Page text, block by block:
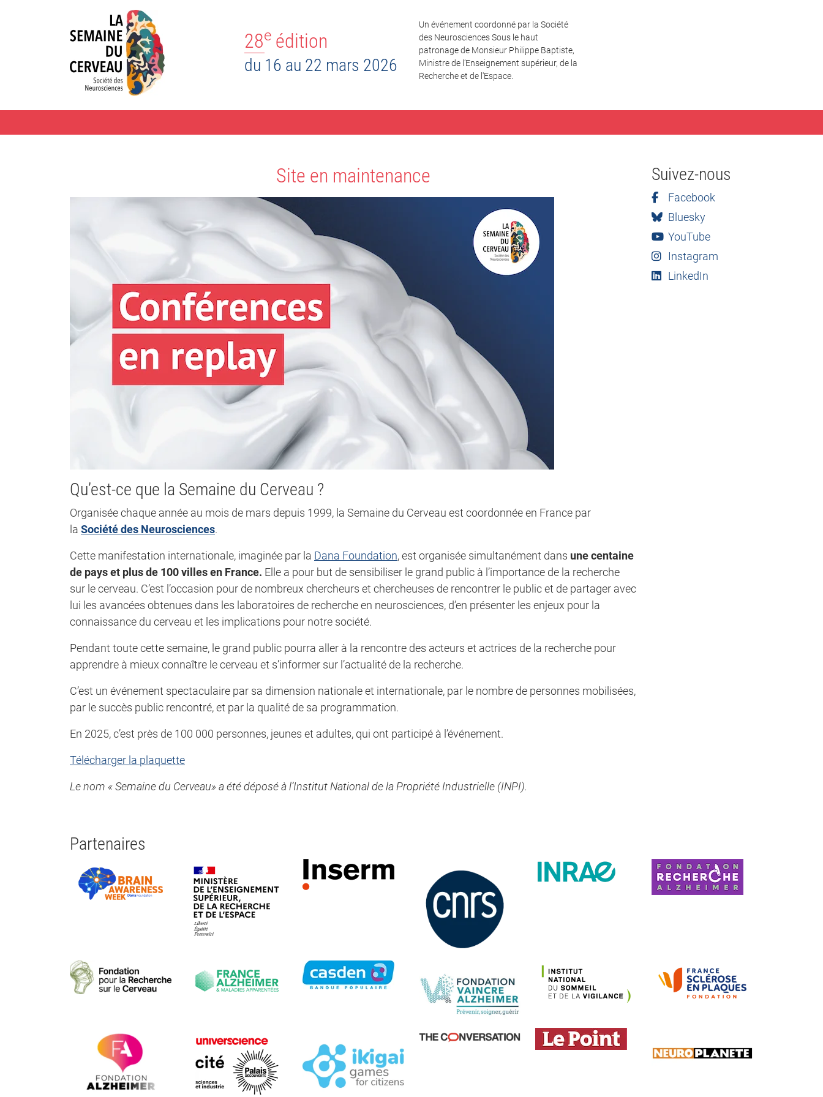
28e édition
du 16 au 22 mars 2026
Un événement coordonné par la Société
des Neurosciences Sous le haut
patronage de Monsieur Philippe Baptiste,
Ministre de l’Enseignement supérieur, de la
Recherche et de l'Espace.
Site en maintenance
Qu’est-ce que la Semaine du Cerveau ?
Organisée chaque année au mois de mars depuis 1999, la Semaine du Cerveau est coordonnée en France par
la Société des Neurosciences.
Cette manifestation internationale, imaginée par la Dana Foundation, est organisée simultanément dans une centaine
de pays et plus de 100 villes en France. Elle a pour but de sensibiliser le grand public à l’importance de la recherche
sur le cerveau. C’est l’occasion pour de nombreux chercheurs et chercheuses de rencontrer le public et de partager avec
lui les avancées obtenues dans les laboratoires de recherche en neurosciences, d’en présenter les enjeux pour la
connaissance du cerveau et les implications pour notre société.
Pendant toute cette semaine, le grand public pourra aller à la rencontre des acteurs et actrices de la recherche pour
apprendre à mieux connaître le cerveau et s’informer sur l’actualité de la recherche.
C’est un événement spectaculaire par sa dimension nationale et internationale, par le nombre de personnes mobilisées,
par le succès public rencontré, et par la qualité de sa programmation.
En 2025, c’est près de 100 000 personnes, jeunes et adultes, qui ont participé à l’événement.
Télécharger la plaquette
Le nom « Semaine du Cerveau» a été déposé à l’Institut National de la Propriété Industrielle (INPI).
Suivez-nous
Facebook
Bluesky
YouTube
Instagram
LinkedIn
Partenaires